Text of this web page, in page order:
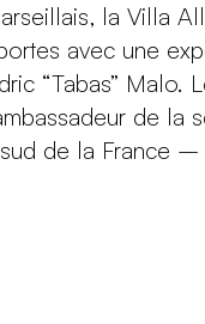
la Villa
avec une
“Tabas” Malo.
de la
de la France –